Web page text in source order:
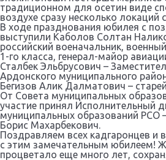
Исполнительная
муниципальных
Алания
Новости СМО
ИНФОРМАЦИОННО-
традиционном для осетин виде
воздухе сразу несколько локаций
В ходе празднования юбилея с
выступили Каболов Солтан
российский военачальник,
1-го класса, генерал-майор
Сталбек Эльбрусович –
Ардонского муниципального
Бегизов Алик Далматович –
От Совета муниципальных
участие принял Исполнительный
муниципальных образований РСО
Борис Махарбекович.
Поздравляем всех кадгаронцев и
с этим замечательным юбилеем!
процветало еще много лет,